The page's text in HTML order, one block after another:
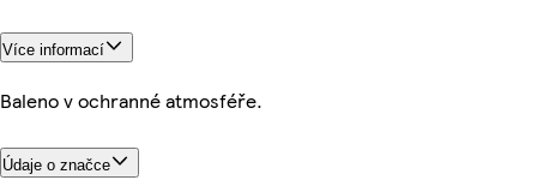
Více informací
Baleno v ochranné atmosféře.
Údaje o značce